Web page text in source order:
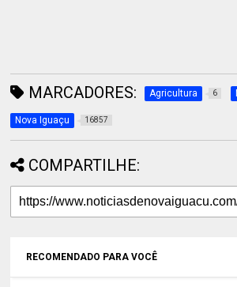
MARCADORES: Agricultura 6
Nova Iguaçu 16857
COMPARTILHE:
RECOMENDADO PARA VOCÊ